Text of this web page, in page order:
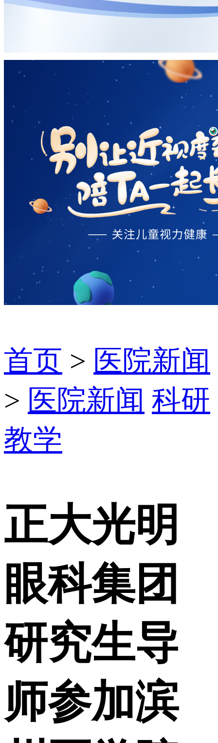
首页 > 医院新闻
> 医院新闻 科研
教学
正大光明
眼科集团
研究生导
师参加滨